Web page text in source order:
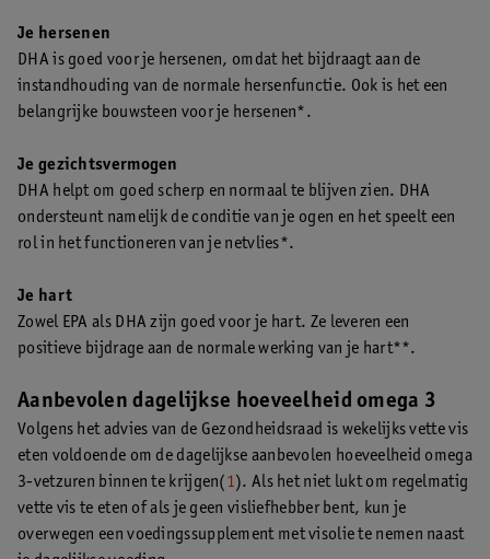
Je hersenen
DHA is goed voor je hersenen, omdat het bijdraagt aan de
instandhouding van de normale hersenfunctie. Ook is het een
belangrijke bouwsteen voor je hersenen*.
Je gezichtsvermogen
DHA helpt om goed scherp en normaal te blijven zien. DHA
ondersteunt namelijk de conditie van je ogen en het speelt een
rol in het functioneren van je netvlies*.
Je hart
Zowel EPA als DHA zijn goed voor je hart. Ze leveren een
positieve bijdrage aan de normale werking van je hart**.
Aanbevolen dagelijkse hoeveelheid omega 3
Volgens het advies van de Gezondheidsraad is wekelijks vette vis
eten voldoende om de dagelijkse aanbevolen hoeveelheid omega
3-vetzuren binnen te krijgen(1). Als het niet lukt om regelmatig
vette vis te eten of als je geen visliefhebber bent, kun je
overwegen een voedingssupplement met visolie te nemen naast